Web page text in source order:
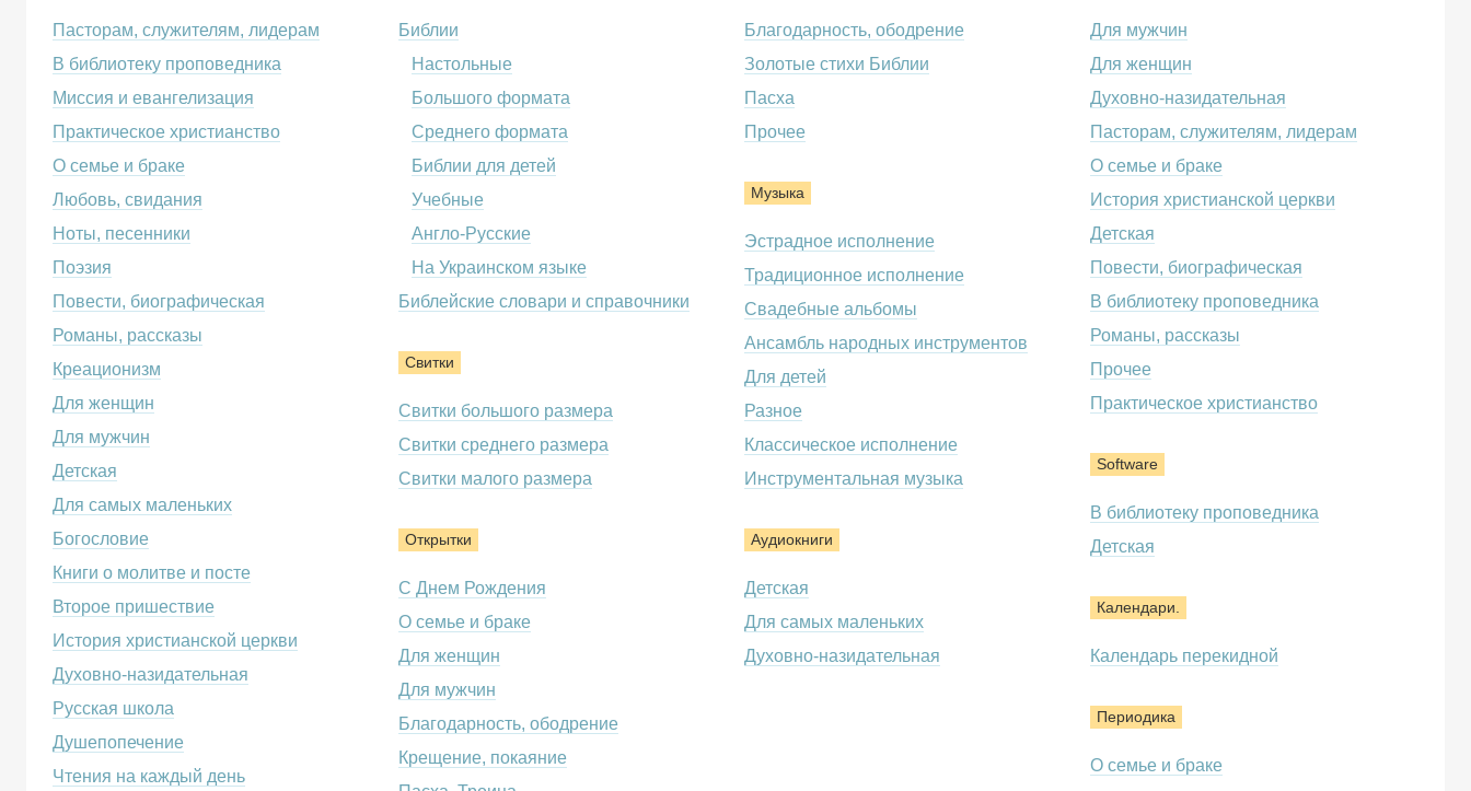
Пасторам, служителям, лидерам
В библиотеку проповедника
Миссия и евангелизация
Практическое христианство
О семье и браке
Любовь, свидания
Ноты, песенники
Поэзия
Повести, биографическая
Романы, рассказы
Креационизм
Для женщин
Для мужчин
Детская
Для самых маленьких
Богословие
Книги о молитве и посте
Второе пришествие
История христианской церкви
Духовно-назидательная
Русская школа
Душепопечение
Чтения на каждый день
Библии
Настольные
Большого формата
Среднего формата
Библии для детей
Учебные
Англо-Русские
На Украинском языке
Библейские словари и справочники
Свитки
Свитки большого размера
Свитки среднего размера
Свитки малого размера
Открытки
С Днем Рождения
О семье и браке
Для женщин
Для мужчин
Благодарность, ободрение
Крещение, покаяние
Благодарность, ободрение
Золотые стихи Библии
Пасха
Прочее
Музыка
Эстрадное исполнение
Традиционное исполнение
Свадебные альбомы
Ансамбль народных инструментов
Для детей
Разное
Классическое исполнение
Инструментальная музыка
Аудиокниги
Детская
Для самых маленьких
Духовно-назидательная
Для мужчин
Для женщин
Духовно-назидательная
Пасторам, служителям, лидерам
О семье и браке
История христианской церкви
Детская
Повести, биографическая
В библиотеку проповедника
Романы, рассказы
Прочее
Практическое христианство
Software
В библиотеку проповедника
Детская
Календари.
Календарь перекидной
Периодика
О семье и браке